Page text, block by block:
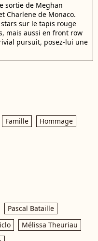
sortie de Meghan
Charlene de Monaco.
sur le tapis rouge
mais aussi en front row
pursuit, posez-lui une
Famille
Hommage
Pascal Bataille
Mélissa Theuriau